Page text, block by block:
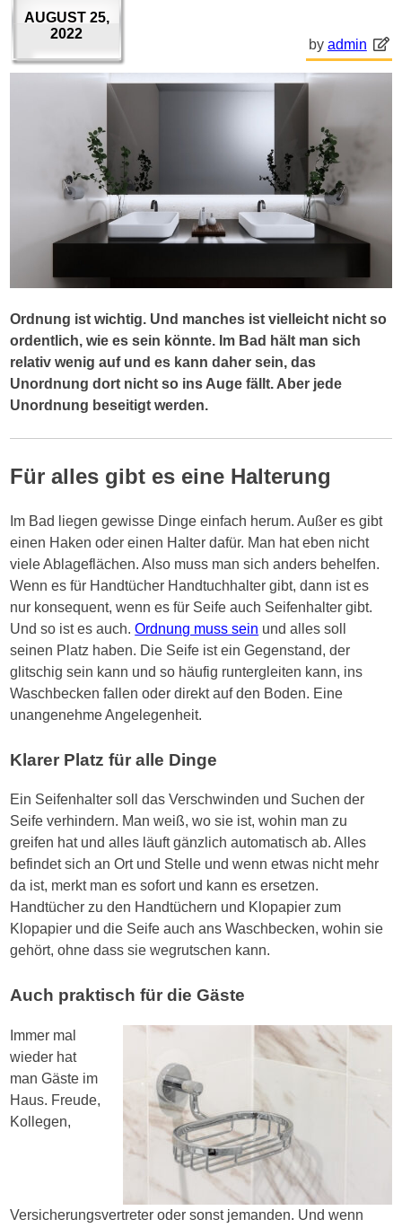
AUGUST 25,
2022
by admin
Ordnung ist wichtig. Und manches ist vielleicht nicht so
ordentlich, wie es sein könnte. Im Bad hält man sich
relativ wenig auf und es kann daher sein, das
Unordnung dort nicht so ins Auge fällt. Aber jede
Unordnung beseitigt werden.
Für alles gibt es eine Halterung
Im Bad liegen gewisse Dinge einfach herum. Außer es gibt
einen Haken oder einen Halter dafür. Man hat eben nicht
viele Ablageflächen. Also muss man sich anders behelfen.
Wenn es für Handtücher Handtuchhalter gibt, dann ist es
nur konsequent, wenn es für Seife auch Seifenhalter gibt.
Und so ist es auch.Ordnung muss sein und alles soll
seinen Platz haben. Die Seife ist ein Gegenstand, der
glitschig sein kann und so häufig runtergleiten kann, ins
Waschbecken fallen oder direkt auf den Boden. Eine
unangenehme Angelegenheit.
Klarer Platz für alle Dinge
Ein Seifenhalter soll das Verschwinden und Suchen der
Seife verhindern. Man weiß, wo sie ist, wohin man zu
greifen hat und alles läuft gänzlich automatisch ab. Alles
befindet sich an Ort und Stelle und wenn etwas nicht mehr
da ist, merkt man es sofort und kann es ersetzen.
Handtücher zu den Handtüchern und Klopapier zum
Klopapier und die Seife auch ans Waschbecken, wohin sie
gehört, ohne dass sie wegrutschen kann.
Auch praktisch für die Gäste
Immer mal
wieder hat
man Gäste im
Haus. Freude,
Kollegen,
Versicherungsvertreter oder sonst jemanden. Und wenn